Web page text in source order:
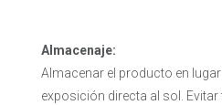
Almacenaje:
Almacenar el producto en
exposición directa al sol.